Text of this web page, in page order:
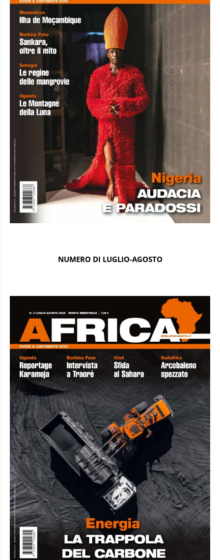
NUMERO DI LUGLIO-AGOSTO